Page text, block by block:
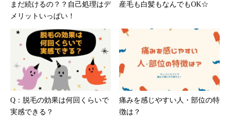
まだ続けるの？？自己処理はデ
メリットいっぱい！
産毛も白髪もなんでもOK☆
Q：脱毛の効果は何回くらいで
実感できる？
痛みを感じやすい人・部位の特
徴は？